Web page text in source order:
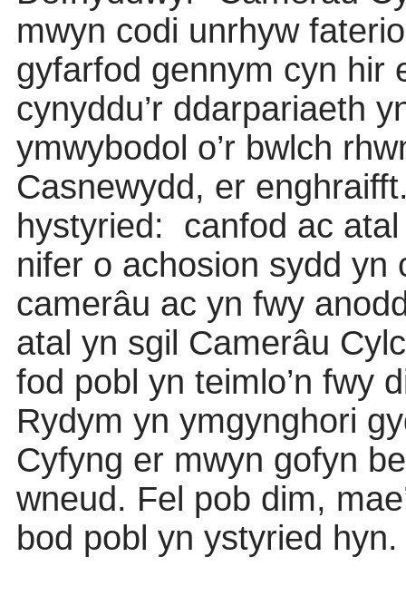
mwyn codi unrhyw
gyfarfod gennym cyn hir
cynyddu’r ddarpariaeth
ymwybodol o’r bwlch
Casnewydd, er
hystyried:
canfod ac
nifer o achosion sydd yn
camerâu ac yn fwy
atal yn sgil Camerâu
fod pobl yn teimlo’n fwy
Rydym yn ymgynghori
Cyfyng er mwyn gofyn
wneud. Fel pob dim,
bod pobl yn ystyried hyn.